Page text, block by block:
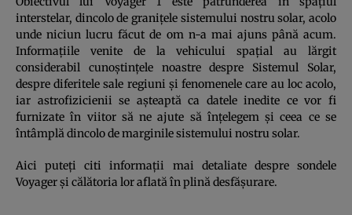
interstelar, dincolo de graniţele sistemului nostru solar, acolo
unde niciun lucru făcut de om n-a mai ajuns până acum.
Informaţiile venite de la vehicului spaţial au lărgit
considerabil cunoştinţele noastre despre Sistemul Solar,
despre diferitele sale regiuni şi fenomenele care au loc acolo,
iar astrofizicienii se aşteaptă ca datele inedite ce vor fi
furnizate în viitor să ne ajute să înţelegem şi ceea ce se
întâmplă dincolo de marginile sistemului nostru solar.
Aici puteţi citi informaţii mai detaliate despre sondele
Voyager şi călătoria lor aflată în plină desfăşurare.